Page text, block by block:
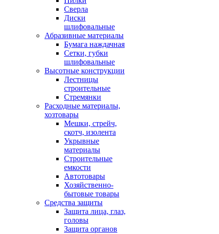
Сверла
Диски
шлифовальные
Абразивные материалы
Бумага наждачная
Сетки, губки
шлифовальные
Высотные конструкции
Лестницы
строительные
Стремянки
Расходные материалы,
хозтовары
Мешки, стрейч,
скотч, изолента
Укрывные
материалы
Строительные
емкости
Автотовары
Хозяйственно-
бытовые товары
Средства защиты
Защита лица, глаз,
головы
Защита органов